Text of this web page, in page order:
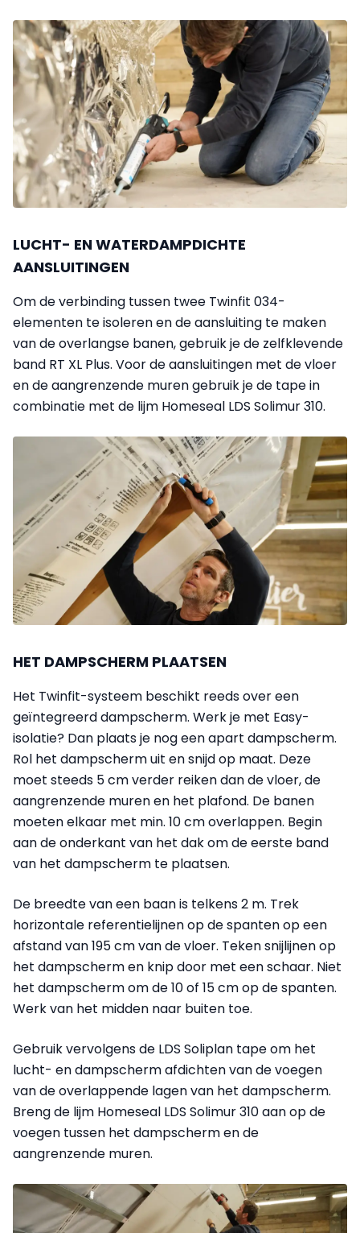
LUCHT- EN WATERDAMPDICHTE
AANSLUITINGEN
Om de verbinding tussen twee Twinfit 034-
elementen te isoleren en de aansluiting te maken
van de overlangse banen, gebruik je de zelfklevende
band RT XL Plus. Voor de aansluitingen met de vloer
en de aangrenzende muren gebruik je de tape in
combinatie met de lijm Homeseal LDS Solimur 310.
HET DAMPSCHERM PLAATSEN
Het Twinfit-systeem beschikt reeds over een
geïntegreerd dampscherm. Werk je met Easy-
isolatie? Dan plaats je nog een apart dampscherm.
Rol het dampscherm uit en snijd op maat. Deze
moet steeds 5 cm verder reiken dan de vloer, de
aangrenzende muren en het plafond. De banen
moeten elkaar met min. 10 cm overlappen. Begin
aan de onderkant van het dak om de eerste band
van het dampscherm te plaatsen.
De breedte van een baan is telkens 2 m. Trek
horizontale referentielijnen op de spanten op een
afstand van 195 cm van de vloer. Teken snijlijnen op
het dampscherm en knip door met een schaar. Niet
het dampscherm om de 10 of 15 cm op de spanten.
Werk van het midden naar buiten toe.
Gebruik vervolgens de LDS Soliplan tape om het
lucht- en dampscherm afdichten van de voegen
van de overlappende lagen van het dampscherm.
Breng de lijm Homeseal LDS Solimur 310 aan op de
voegen tussen het dampscherm en de
aangrenzende muren.